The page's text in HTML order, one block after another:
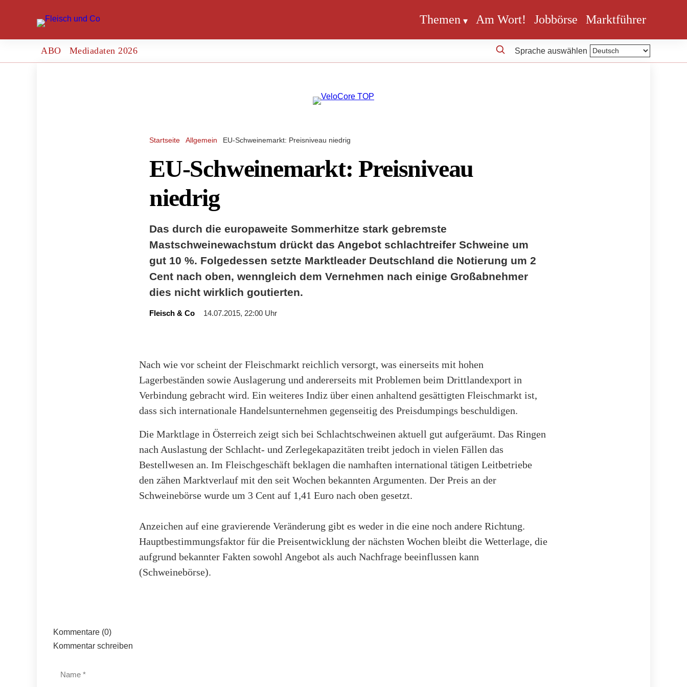
Themen Am Wort! Jobbörse Marktführer
ABO Mediadaten 2026 Sprache auswählen
Startseite Allgemein EU-Schweinemarkt: Preisniveau niedrig
EU-Schweinemarkt: Preisniveau
niedrig
Das durch die europaweite Sommerhitze stark gebremste
Mastschweinewachstum drückt das Angebot schlachtreifer Schweine um
gut 10 %. Folgedessen setzte Marktleader Deutschland die Notierung um 2
Cent nach oben, wenngleich dem Vernehmen nach einige Großabnehmer
dies nicht wirklich goutierten.
Fleisch & Co 14.07.2015, 22:00 Uhr
Nach wie vor scheint der Fleischmarkt reichlich versorgt, was einerseits mit hohen
Lagerbeständen sowie Auslagerung und andererseits mit Problemen beim Drittlandexport in
Verbindung gebracht wird. Ein weiteres Indiz über einen anhaltend gesättigten Fleischmarkt ist,
dass sich internationale Handelsunternehmen gegenseitig des Preisdumpings beschuldigen.
Die Marktlage in Österreich zeigt sich bei Schlachtschweinen aktuell gut aufgeräumt. Das Ringen
nach Auslastung der Schlacht- und Zerlegekapazitäten treibt jedoch in vielen Fällen das
Bestellwesen an. Im Fleischgeschäft beklagen die namhaften international tätigen Leitbetriebe
den zähen Marktverlauf mit den seit Wochen bekannten Argumenten. Der Preis an der
Schweinebörse wurde um 3 Cent auf 1,41 Euro nach oben gesetzt.
Anzeichen auf eine gravierende Veränderung gibt es weder in die eine noch andere Richtung.
Hauptbestimmungsfaktor für die Preisentwicklung der nächsten Wochen bleibt die Wetterlage, die
aufgrund bekannter Fakten sowohl Angebot als auch Nachfrage beeinflussen kann
(Schweinebörse).
Kommentare (0)
Kommentar schreiben